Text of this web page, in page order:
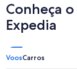
Conheça
Expedia
VoosCarros